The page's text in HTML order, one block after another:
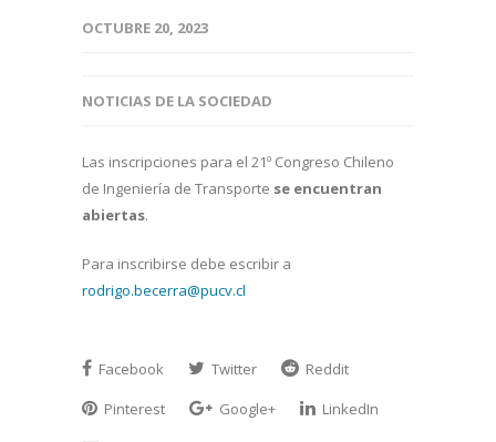
OCTUBRE 20, 2023
NOTICIAS DE LA SOCIEDAD
Las inscripciones para el 21º Congreso Chileno
de Ingeniería de Transporte se encuentran
abiertas.
Para inscribirse debe escribir a
rodrigo.becerra@pucv.cl
Facebook Twitter
Reddit
Pinterest
Google+
LinkedIn